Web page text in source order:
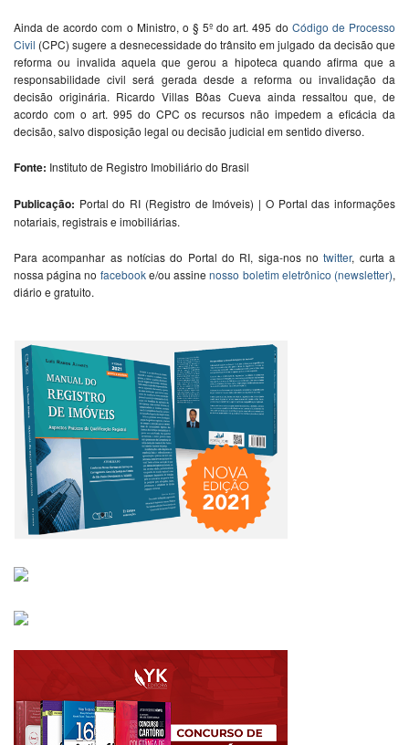
Ainda de acordo com o Ministro, o § 5º do art. 495 do Código de Processo
Civil (CPC) sugere a desnecessidade do trânsito em julgado da decisão que
reforma ou invalida aquela que gerou a hipoteca quando afirma que a
responsabilidade civil será gerada desde a reforma ou invalidação da
decisão originária. Ricardo Villas Bôas Cueva ainda ressaltou que, de
acordo com o art. 995 do CPC os recursos não impedem a eficácia da
decisão, salvo disposição legal ou decisão judicial em sentido diverso.
Fonte: Instituto de Registro Imobiliário do Brasil
Publicação: Portal do RI (Registro de Imóveis) | O Portal das informações
notariais, registrais e imobiliárias.
Para acompanhar as notícias do Portal do RI, siga-nos notwitter, curta a
nossa página no facebooke/ou assinenosso boletim eletrônico (newsletter),
diário e gratuito.